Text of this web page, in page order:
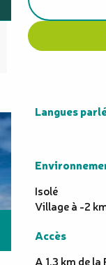
Langues
Langues
Isolé
Village à -2
Accès
Accès
A 1,3 km de